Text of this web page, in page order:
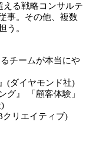
える戦略コンサルテ
事。その他、複数
う。
チームが本当にや
(ダイヤモンド社)
グ』 「顧客体験」
クリエイティブ)